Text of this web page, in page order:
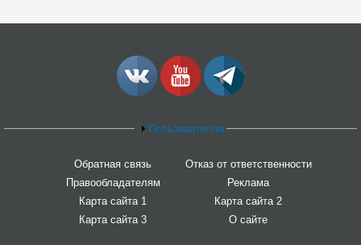
Пользователям
Обратная связь
Отказ от ответственности
Правообладателям
Реклама
Карта сайта 1
Карта сайта 2
Карта сайта 3
О сайте